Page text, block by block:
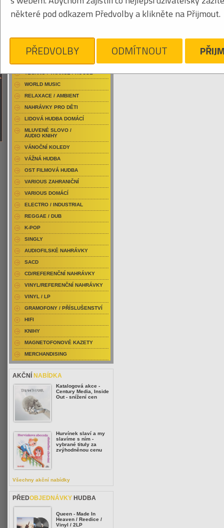
Je nám líto, ale pro daný žánr/kategorii
RAP / HIP HOP DOMÁCÍ
RAP / HIP HOP ZAHRANIČNÍ
DVD / HUDBA
PUNK / HARDCORE
TECHNO / TRANCE / HOUSE
WORLD MUSIC
RELAXACE / AMBIENT
NAHRÁVKY PRO DĚTI
LIDOVÁ HUDBA DOMÁCÍ
MLUVENÉ SLOVO /
AUDIO KNIHY
VÁNOČNÍ KOLEDY
VÁŽNÁ HUDBA
OST FILMOVÁ HUDBA
VARIOUS ZAHRANIČNÍ
VARIOUS DOMÁCÍ
ELECTRO / INDUSTRIAL
REGGAE / DUB
K-POP
SINGLY
AUDIOFILSKÉ NAHRÁVKY
SACD
CD/REFERENČNÍ NAHRÁVKY
VINYL/REFERENČNÍ NAHRÁVKY
VINYL / LP
GRAMOFONY / PŘÍSLUŠENSTVÍ
HIFI
KNIHY
MAGNETOFONOVÉ KAZETY
MERCHANDISING
AKČNÍ NABÍDKA
Katalogová akce -
Century Media, Inside
Out - snížení cen
Hurvínek slaví a my
slavíme s ním -
vybrané tituly za
zvýhodněnou cenu
Všechny akční nabídky
PŘEDOBJEDNÁVKY HUDBA
Queen - Made In
Heaven / Reedice /
Vinyl / 2LP
některé pod odkazem Předvolby a klikněte na Přijmout.
PŘEDVOLBY ODMÍTNOUT